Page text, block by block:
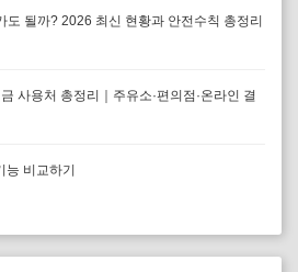
도 될까? 2026 최신 현황과 안전수칙 총정리
사용처 총정리｜주유소·편의점·온라인 결
능 비교하기